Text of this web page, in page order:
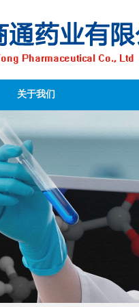
关于我们